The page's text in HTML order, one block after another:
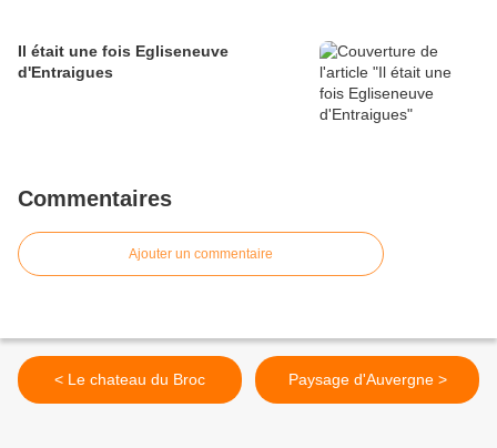
Il était une fois Egliseneuve
d'Entraigues
Commentaires
Ajouter un commentaire
< Le chateau du Broc Paysage d'Auvergne >